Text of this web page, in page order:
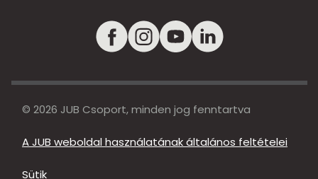
© 2026 JUB Csoport, minden jog fenntartva
A JUB weboldal használatának általános feltételei
Sütik